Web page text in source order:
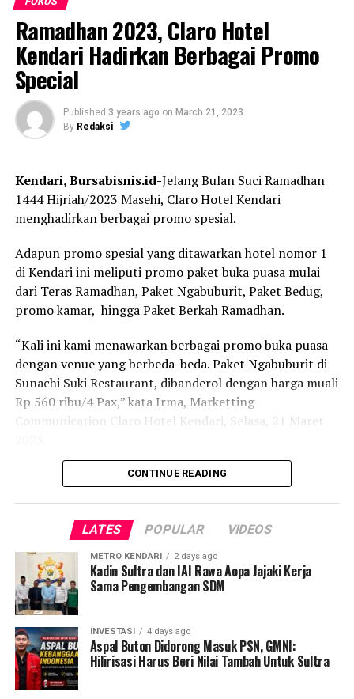
masyarakat saat melakukan reservasi hotel. “Ini menjadi
concern kita juga. Ada banyak cara yang dilakukan
pelaku kejahatan dari celah-celah yang ada. Kita akan
riviu bersama dengan pihak-pihak terkait,” tutup
legislator daerah pemilihan Nusa Tenggara Timur I itu.
Penulis : Icha
Editor : Tam
ini dapat mendongkrak penjualan food & beverage
hingga 10 persen.
Varian kue lebaran yang ditawarkan yakni nastar, choco
chips, chocolate mente cokkies, palm sugar cookies,
nastar cookies, & choco chips cookies.
“Ingredient cookies ini menggunakan bahan-bahan
Melihat antusiasme customer, Claro Hotel Kendari,
menerima order hampers mulai hari ini.
melakukan pemesanan di nomor +62811 4090 1939,”
kata Chimod.
Penulis: Mery Oktavia
Post Views: 872
Ramadhan 2023, Claro Hotel
Kendari Hadirkan Berbagai Promo
Special
Published 3 years ago on March 21, 2023
By Redaksi
Kendari, Bursabisnis.id-Jelang Bulan Suci Ramadhan
1444 Hijriah/2023 Masehi, Claro Hotel Kendari
menghadirkan berbagai promo spesial.
Adapun promo spesial yang ditawarkan hotel nomor 1
di Kendari ini meliputi promo paket buka puasa mulai
dari Teras Ramadhan, Paket Ngabuburit, Paket Bedug,
promo kamar, hingga Paket Berkah Ramadhan.
“Kali ini kami menawarkan berbagai promo buka puasa
dengan venue yang berbeda-beda. Paket Ngabuburit di
Sunachi Suki Restaurant, dibanderol dengan harga muali
Rp 560 ribu/4 Pax,” kata Irma, Marketting
Communication Claro Hotel Kendari, Selasa, 21 Maret
Paket Teras Ramadhan di Sky Pool dibanderol mulai Rp
ribu/pax. All you can eat berlaku khusus paket teras
ramadhan dan paket bedug.
“Untuk Promo Berkah harga dibanderol dimulai dari Rp
650 ribu/malam, Rp.1.200.000,-/2 malam. Sudah
termasuk kamar tipe superior, sarapan/sahur, dan takjil
masing-masing untuk 2 orang,” kata perempuan yang
CONTINUE READING
LATES POPULAR VIDEOS
METRO KENDARI 2 days ago
Kadin Sultra dan IAI Rawa Aopa Jajaki Kerja
Sama Pengembangan SDM
INVESTASI 4 days ago
Aspal Buton Didorong Masuk PSN, GMNI:
Hilirisasi Harus Beri Nilai Tambah Untuk Sultra